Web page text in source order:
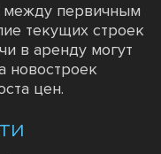
первичным
текущих строек
в аренду могут
новостроек
цен.